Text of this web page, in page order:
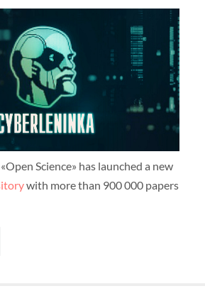
Science» has launched a new
with more than 900 000 papers